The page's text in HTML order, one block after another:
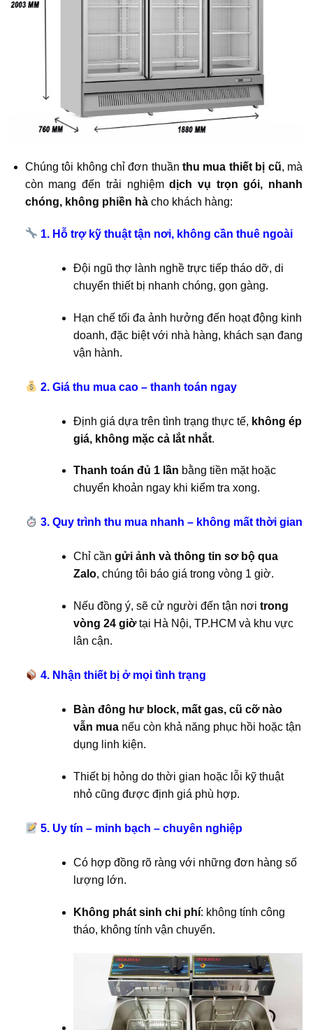
Chúng tôi không chỉ đơn thuầnthu mua thiết bị cũ, mà
còn mang đến trải nghiệmdịch vụ trọn gói, nhanh
chóng, không phiền hàcho khách hàng:
1. Hỗ trợ kỹ thuật tận nơi, không cần thuê ngoài
Đội ngũ thợ lành nghề trực tiếp tháo dỡ, di
chuyển thiết bị nhanh chóng, gọn gàng.
Hạn chế tối đa ảnh hưởng đến hoạt động kinh
doanh, đặc biệt với nhà hàng, khách sạn đang
vận hành.
2. Giá thu mua cao – thanh toán ngay
Định giá dựa trên tình trạng thực tế, không ép
giá, không mặc cả lắt nhắt.
Thanh toán đủ 1 lần bằng tiền mặt hoặc
chuyển khoản ngay khi kiểm tra xong.
3. Quy trình thu mua nhanh – không mất thời gian
Chỉ cần gửi ảnh và thông tin sơ bộ qua
Zalo, chúng tôi báo giá trong vòng 1 giờ.
Nếu đồng ý, sẽ cử người đến tận nơi trong
vòng 24 giờtại Hà Nội, TP.HCM và khu vực
lân cận.
4. Nhận thiết bị ở mọi tình trạng
Bàn đông hư block, mất gas, cũ cỡ nào
vẫn muanếu còn khả năng phục hồi hoặc tận
dụng linh kiện.
Thiết bị hỏng do thời gian hoặc lỗi kỹ thuật
nhỏ cũng được định giá phù hợp.
5. Uy tín – minh bạch – chuyên nghiệp
Có hợp đồng rõ ràng với những đơn hàng số
lượng lớn.
Không phát sinh chi phí: không tính công
tháo, không tính vận chuyển.